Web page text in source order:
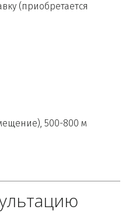
(приобретается
500-800 м